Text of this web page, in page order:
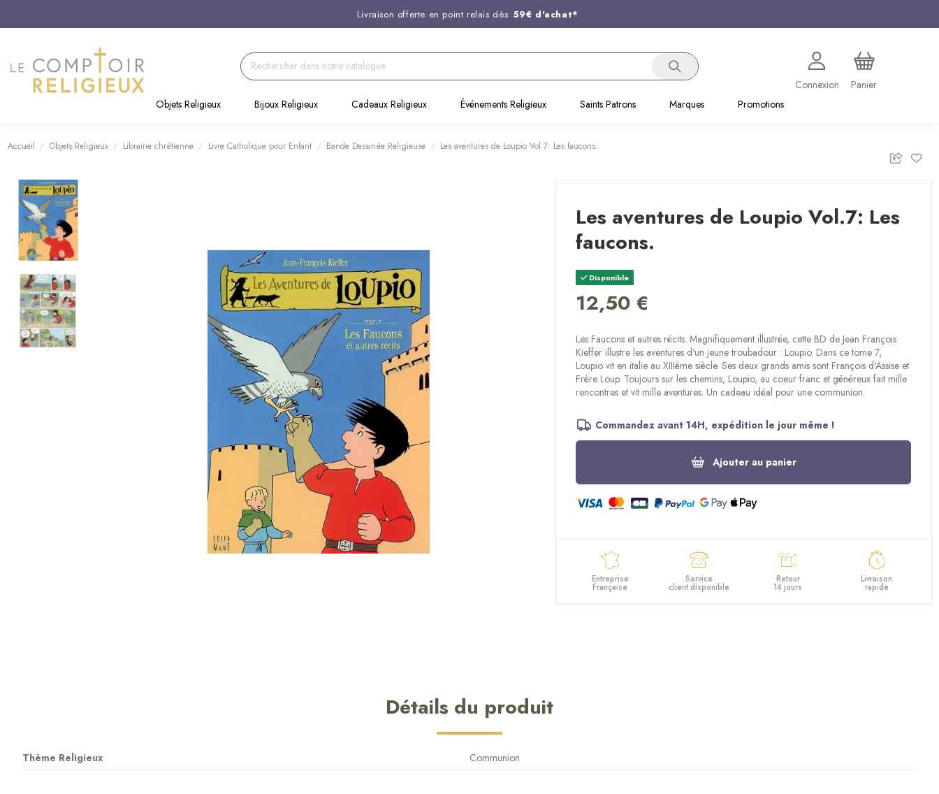
Livraison offerte en point relais dès 59€ d'achat*
Support client disponible au
Commandez avant 14H, expédition le jour même !
Connexion
Panier
Objets Religieux
Bijoux Religieux Cadeaux Religieux Événements Religieux Saints Patrons Marques Promotions
Accueil Objets Religieux Librairie chrétienne Livre Catholique pour Enfant Bande Dessinée Religieuse Les aventures de Loupio Vol.7: Les faucons.
Les aventures de Loupio Vol.7: Les
faucons.
Disponible
12,50 €
Les Faucons et autres récits. Magnifiquement illustrée, cette BD de Jean François
Kieffer illustre les aventures d'un jeune troubadour : Loupio. Dans ce tome 7,
Loupio vit en italie au XIIIème siècle. Ses deux grands amis sont François d'Assise et
Frère Loup. Toujours sur les chemins, Loupio, au coeur franc et généreux fait mille
rencontres et vit mille aventures. Un cadeau idéal pour une communion.
Commandez avant 14H, expédition le jour même !
Ajouter au panier
Entreprise
Française
Service
client disponible
Retour
14 jours
Livraison
rapide
Détails du produit
Thème Religieux Communion